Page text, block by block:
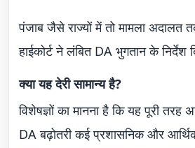
पंजाब जैसे राज्यों में तो मामला अदालत
हाईकोर्ट ने लंबित DA भुगतान के निर्देश
क्या यह देरी सामान्य है?
विशेषज्ञों का मानना है कि यह पूरी तरह
DA बढ़ोतरी कई प्रशासनिक और